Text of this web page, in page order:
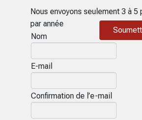
Nous envoyons seulement 3 à 5
par année
Nom
E-mail
Confirmation de l’e-mail